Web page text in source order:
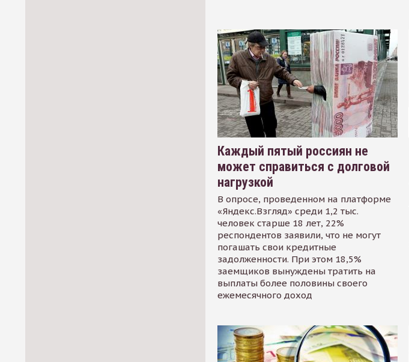
Каждый пятый россиян не
может справиться с долговой
нагрузкой
В опросе, проведенном на платформе
«Яндекс.Взгляд» среди 1,2 тыс.
человек старше 18 лет, 22%
респондентов заявили, что не могут
погашать свои кредитные
задолженности. При этом 18,5%
заемщиков вынуждены тратить на
выплаты более половины своего
ежемесячного доход